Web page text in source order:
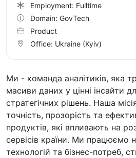
Ми - команда аналітиків, яка
масиви даних у цінні інсайти
стратегічних рішень. Наша
точність, прозорість та
продуктів, які впливають на
сервісів країни. Ми працюємо
технологій та бізнес-потреб,
Employment: Fulltime
Domain: GovTech
Product
Office: Ukraine (Kyiv)